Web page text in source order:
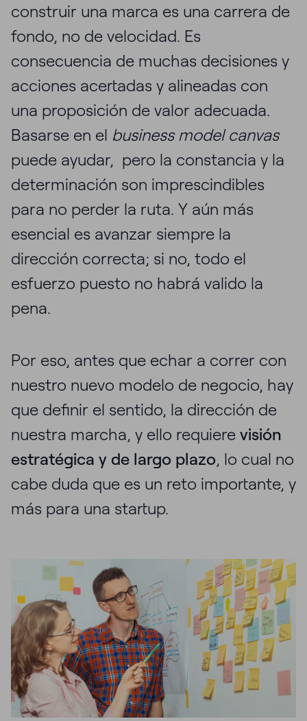
construir una marca es una carrera de
fondo, no de velocidad. Es
consecuencia de muchas decisiones y
acciones acertadas y alineadas con
una proposición de valor adecuada.
Basarse en el business model canvas
puede ayudar, pero la constancia y la
determinación son imprescindibles
para no perder la ruta. Y aún más
esencial es avanzar siempre la
dirección correcta; si no, todo el
esfuerzo puesto no habrá valido la
pena.
Por eso, antes que echar a correr con
nuestro nuevo modelo de negocio, hay
que definir el sentido, la dirección de
nuestra marcha, y ello requiere visión
estratégica y de largo plazo, lo cual no
cabe duda que es un reto importante, y
más para una startup.